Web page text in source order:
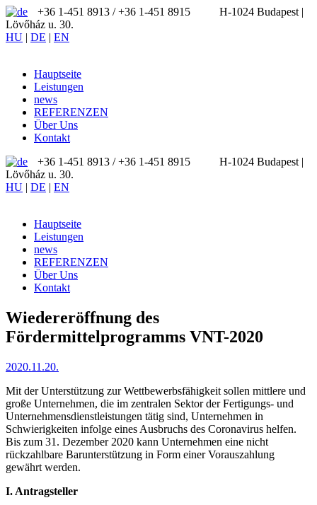
+36 1-451 8913 / ‪+36 1-451 8915
H-1024 Budapest |
Lövőház u. 30.
HU | DE | EN
Hauptseite
Leistungen
news
REFERENZEN
Über Uns
Kontakt
+36 1-451 8913 / ‪+36 1-451 8915
H-1024 Budapest |
Lövőház u. 30.
HU | DE | EN
Hauptseite
Leistungen
news
REFERENZEN
Über Uns
Kontakt
Wiedereröffnung des
Fördermittelprogramms VNT-2020
2020.11.20.
Mit der Unterstützung zur Wettbewerbsfähigkeit sollen mittlere und
große Unternehmen, die im zentralen Sektor der Fertigungs- und
Unternehmensdienstleistungen tätig sind, Unternehmen in
Schwierigkeiten infolge eines Ausbruchs des Coronavirus helfen.
Bis zum 31. Dezember 2020 kann Unternehmen eine nicht
rückzahlbare Barunterstützung in Form einer Vorauszahlung
gewährt werden.
I. Antragsteller